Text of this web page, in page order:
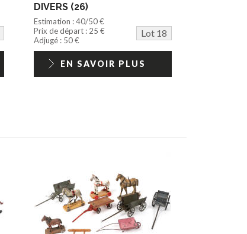
DIVERS (26)
Estimation : 40/50 €
Prix de départ : 25 €
Lot 18
Adjugé : 50 €
EN SAVOIR PLUS